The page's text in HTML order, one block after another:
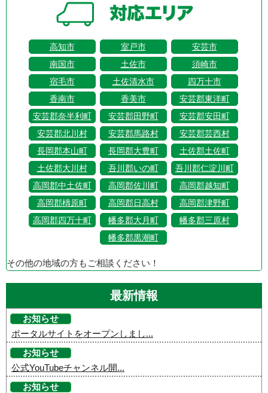
高知市 室戸市
安芸市
南国市
土佐市
須崎市
宿毛市
土佐清水市
四万十市
香南市
香美市
安芸郡東洋町
安芸郡奈半利町
安芸郡田野町
安芸郡安田町
安芸郡北川村
安芸郡馬路村
安芸郡芸西村
長岡郡本山町
長岡郡大豊町
土佐郡土佐町
土佐郡大川村
吾川郡いの町
吾川郡仁淀川町
高岡郡中土佐町
高岡郡佐川町
高岡郡越知町
高岡郡檮原町
高岡郡日高村
高岡郡津野町
高岡郡四万十町
幡多郡大月町
幡多郡三原村
幡多郡黒潮町
その他の地域の方もご相談ください！
最新情報
お知らせ
ポータルサイトをオープンしまし...
お知らせ
公式YouTubeチャンネル開...
お知らせ